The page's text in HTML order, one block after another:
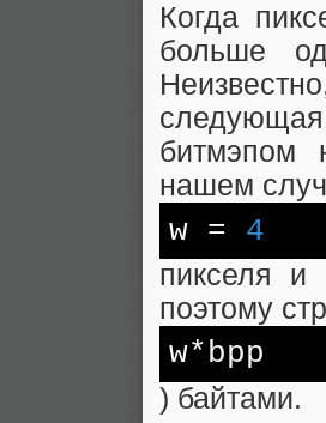
Когда
больше
битмэпом
нашем
w = 4
пикселя и
поэтому
w*bpp
) байтами.